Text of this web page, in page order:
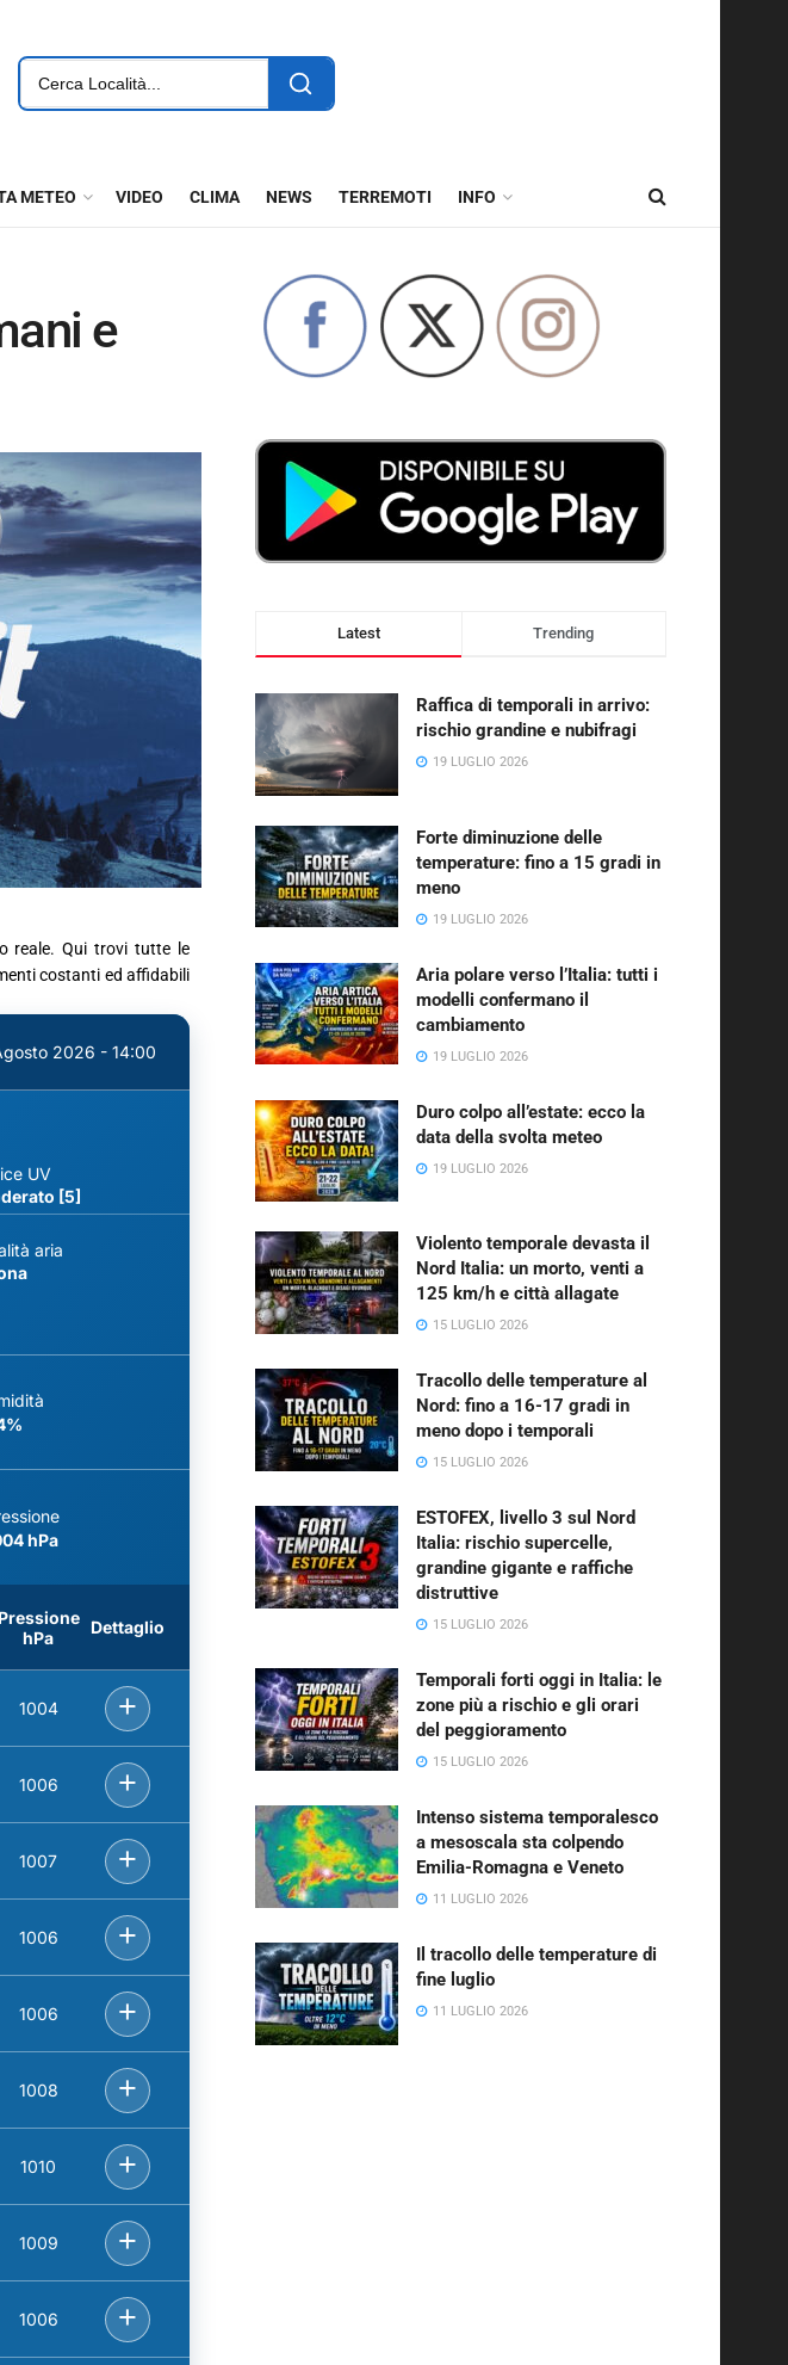
METEO VIDEO CLIMA NEWS TERREMOTI INFO
e
reale. Qui trovi tutte le
costanti ed affidabili
2026 - 14:00
UV
[5]
aria
hPa
Pressione
hPa
Dettaglio
1004 +
1006 +
1007 +
1006 +
1006 +
1008 +
1010 +
1009 +
1006 +
Latest Trending
Raffica di temporali in arrivo:
rischio grandine e nubifragi
19 LUGLIO 2026
Forte diminuzione delle
temperature: fino a 15 gradi in
meno
19 LUGLIO 2026
Aria polare verso l’Italia: tutti i
modelli confermano il
cambiamento
19 LUGLIO 2026
Duro colpo all’estate: ecco la
data della svolta meteo
19 LUGLIO 2026
Violento temporale devasta il
Nord Italia: un morto, venti a
125 km/h e città allagate
15 LUGLIO 2026
Tracollo delle temperature al
Nord: fino a 16-17 gradi in
meno dopo i temporali
15 LUGLIO 2026
ESTOFEX, livello 3 sul Nord
Italia: rischio supercelle,
grandine gigante e raffiche
distruttive
15 LUGLIO 2026
Temporali forti oggi in Italia: le
zone più a rischio e gli orari
del peggioramento
15 LUGLIO 2026
Intenso sistema temporalesco
a mesoscala sta colpendo
Emilia-Romagna e Veneto
11 LUGLIO 2026
Il tracollo delle temperature di
fine luglio
11 LUGLIO 2026